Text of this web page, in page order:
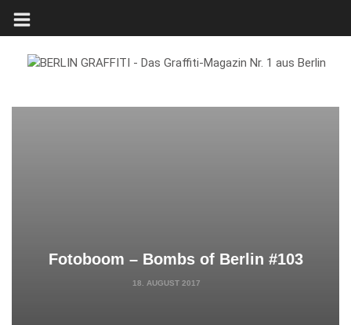
Fotoboom – Bombs of Berlin #103
18. AUGUST 2017